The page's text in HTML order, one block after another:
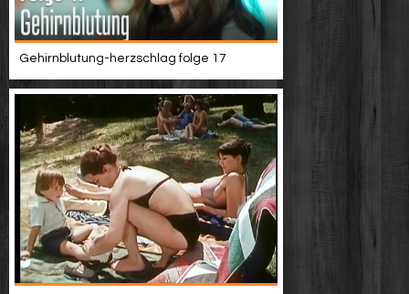
Gehirnblutung-herzschlag folge 17